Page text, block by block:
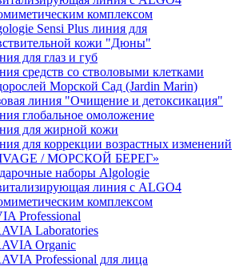
комплексом
Sensi Plus линия для
кожи "Дюны"
для глаз и губ
средств со стволовыми клетками
Морской Сад (Jardin Marin)
линия "Очищение и детоксикация"
глобальное омоложение
для жирной кожи
для коррекции возрастных изменений
/ МОРСКОЙ БЕРЕГ»
наборы Algologie
линия с ALGO4
комплексом
Professional
Laboratories
Organic
Professional для лица